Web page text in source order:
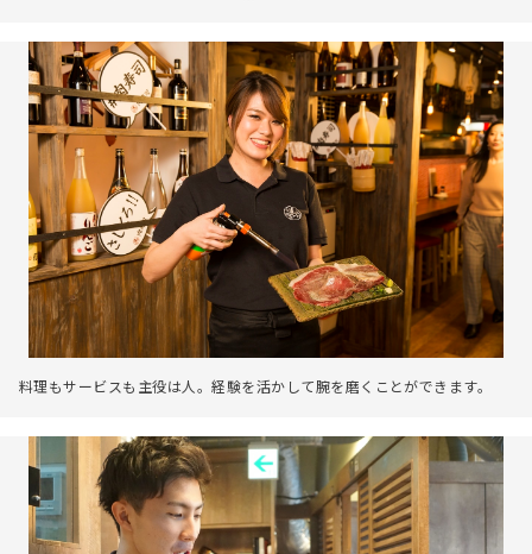
料理もサービスも主役は人。経験を活かして腕を磨くことができます。